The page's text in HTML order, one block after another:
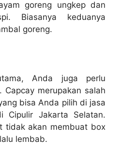
goreng ungkep dan
Biasanya keduanya
goreng.
Anda juga perlu
Capcay merupakan salah
bisa Anda pilih di jasa
Cipulir Jakarta Selatan.
tidak akan membuat box
lembab.